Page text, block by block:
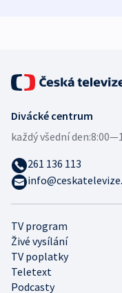
TV program
Živé vysílání
TV poplatky
Teletext
Podcasty
Divácké centrum
každý všední den:
261 136 113